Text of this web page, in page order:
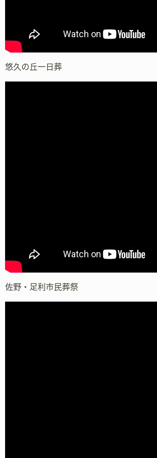
悠久の丘一日葬
佐野・足利市民葬祭